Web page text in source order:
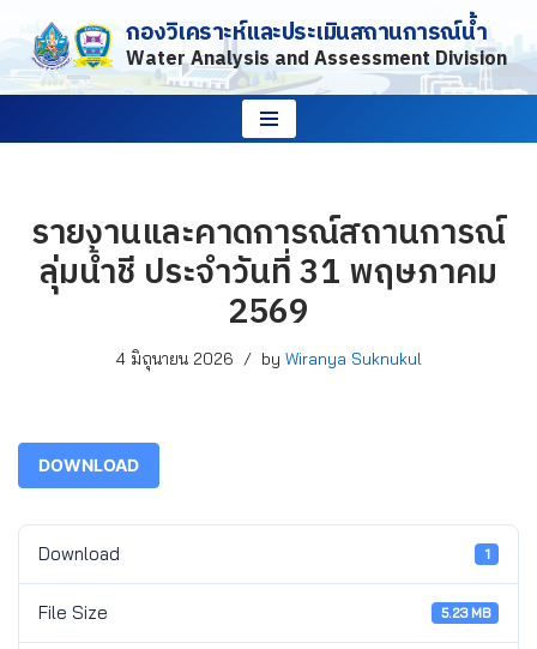
Skip
to
กองวิเคราะห์และประเมินสถานการณ์น้ำ
Water Analysis and Assessment Division
รายงานและคาดการณ์สถานการณ์
ลุ่มน้ำชี ประจำวันที่ 31 พฤษภาคม
2569
4 มิถุนายน 2026 by Wiranya Suknukul
DOWNLOAD
Download 1
File Size 5.23 MB